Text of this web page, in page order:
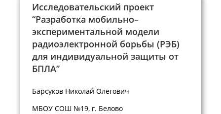
Исследовательский проект
“Разработка мобильно–
экспериментальной модели
радиоэлектронной борьбы (РЭБ)
для индивидуальной защиты от
БПЛА”
Барсуков Николай Олегович
МБОУ СОШ №19, г. Белово